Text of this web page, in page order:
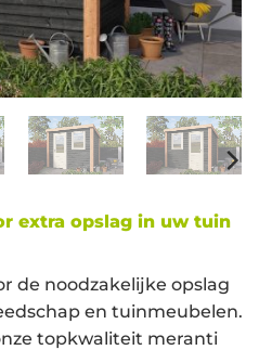
extra opslag in uw tuin
de noodzakelijke opslag
en tuinmeubelen.
topkwaliteit meranti